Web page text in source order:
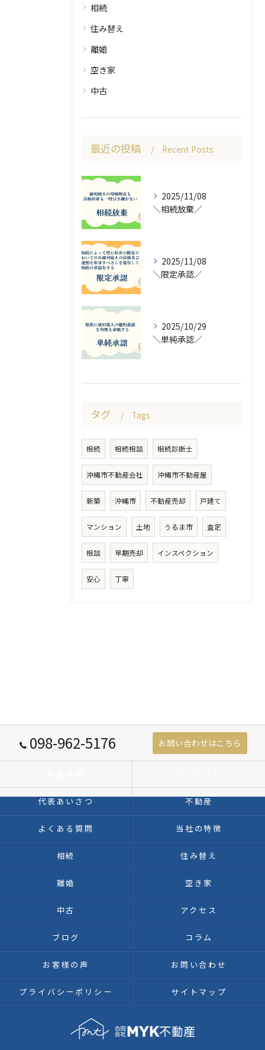
相続
住み替え
離婚
空き家
中古
最近の投稿 Recent Posts
2025/11/08
＼相続放棄／
2025/11/08
＼限定承認／
2025/10/29
＼単純承認／
タグ Tags
相続 相続相談 相続診断士
沖縄市不動産会社 沖縄市不動産屋
新築 沖縄市 不動産売却 戸建て
マンション 土地 うるま市 査定
相談 早期売却 インスペクション
安心 丁寧
098-962-5176 お問い合わせはこちら
代表あいさつ 不動産
よくある質問 当社の特徴
相続 住み替え
離婚 空き家
中古 アクセス
ブログ コラム
お客様の声 お問い合わせ
プライバシーポリシー サイトマップ